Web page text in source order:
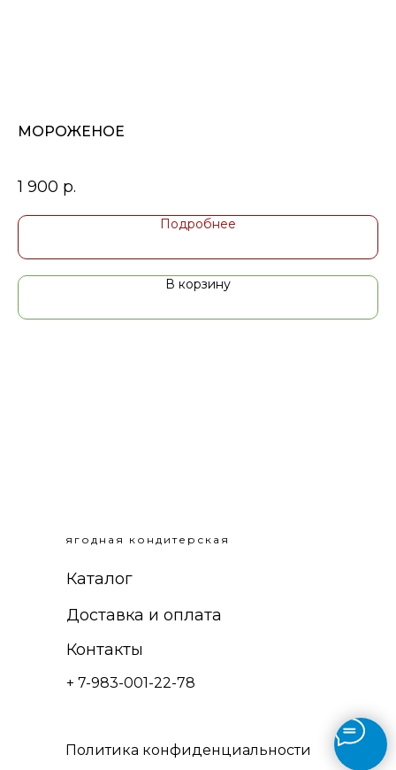
МОРОЖЕНОЕ
1 900 р.
Подробнее
В корзину
ягодная кондитерская
Каталог
Доставка и оплата
Контакты
+ 7-983-001-22-78
Политика конфиденциальности